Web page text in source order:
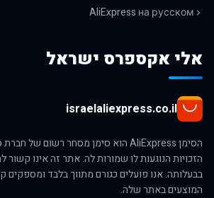
AliExpress на русском
אלי אקספרס ישראל
israelaliexpress.co.il
בבעלותה. אנו פועלים כגורם מתווך בלבד ומספקים
המוצעים באתר שלה.